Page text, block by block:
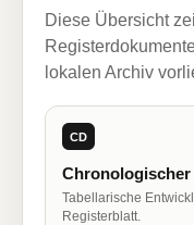
Diese Übersicht
lokalen Archiv
CD
Chronologischer
Tabellarische
Registerblatt.